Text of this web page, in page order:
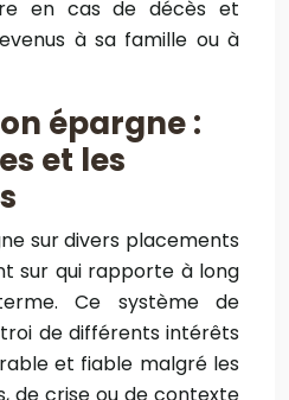
en cas de décès et
à sa famille ou à
épargne :
et les
sur divers placements
sur qui rapporte à long
Ce système de
de différents intérêts
et fiable malgré les